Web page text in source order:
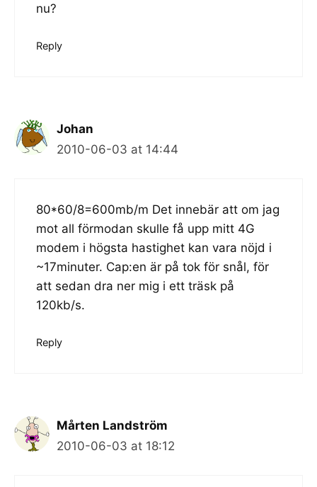
nu?
Reply
Johan
2010-06-03 at 14:44
80*60/8=600mb/m Det innebär att om jag
mot all förmodan skulle få upp mitt 4G
modem i högsta hastighet kan vara nöjd i
~17minuter. Cap:en är på tok för snål, för
att sedan dra ner mig i ett träsk på
120kb/s.
Reply
Mårten Landström
2010-06-03 at 18:12